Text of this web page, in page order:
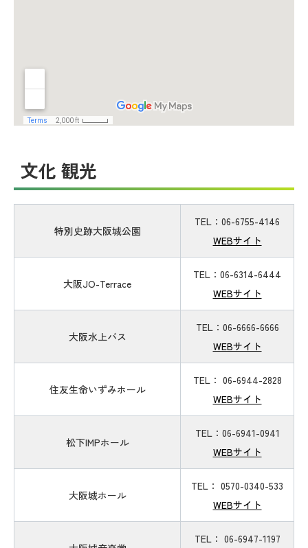
文化 観光
特別史跡大阪城公園
TEL：06-6755-4146
WEBサイト
大阪JO-Terrace
TEL：06-6314-6444
WEBサイト
大阪水上バス
TEL：06-6666-6666
WEBサイト
住友生命いずみホール
TEL： 06-6944-2828
WEBサイト
松下IMPホール
TEL：06-6941-0941
WEBサイト
大阪城ホール
TEL： 0570-0340-533
WEBサイト
TEL： 06-6947-1197